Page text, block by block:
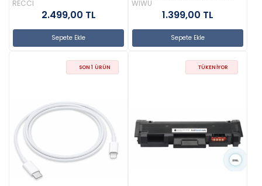
RECCI
2.499,00 TL
Sepete Ekle
WIWU
1.399,00 TL
Sepete Ekle
SON 1 ÜRÜN TÜKENIYOR